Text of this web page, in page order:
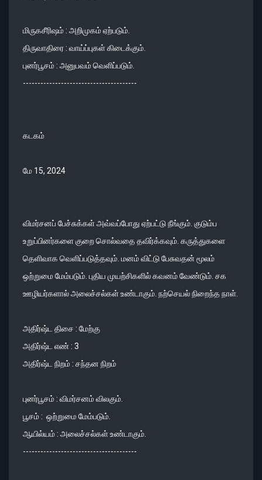
மிருகசீரிஷம் : அறிமுகம் ஏற்படும்.
திருவாதிரை : வாய்ப்புகள் கிடைக்கும்.
புனர்பூசம் : அனுபவம் வெளிப்படும்.
---------------------------------------
கடகம்
மே 15, 2024
விமர்சனப் பேச்சுக்கள் அவ்வப்போது ஏற்பட்டு நீங்கும். குடும்ப
உறுப்பினர்களை குறை சொல்வதை தவிர்க்கவும். கருத்துகளை
தெளிவாக வெளிப்படுத்தவும். மனம் விட்டு பேசுவதன் மூலம்
ஒற்றுமை மேம்படும். புதிய முயற்சிகளில் கவனம் வேண்டும். சக
ஊழியர்களால் அலைச்சல்கள் உண்டாகும். நற்செயல் நிறைந்த நாள்.
அதிர்ஷ்ட திசை : மேற்கு
அதிர்ஷ்ட எண் : 3
அதிர்ஷ்ட நிறம் : சந்தன நிறம்
புனர்பூசம் : விமர்சனம் விலகும்.
பூசம் : ஒற்றுமை மேம்படும்.
ஆயில்யம் : அலைச்சல்கள் உண்டாகும்.
---------------------------------------